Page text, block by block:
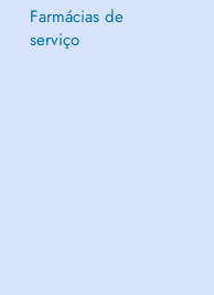
Farmácias de
serviço